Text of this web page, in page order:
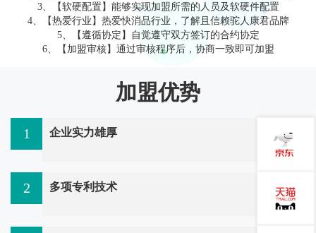
3、【软硬配置】能够实现加盟所需的人员及软硬件配置
4、【热爱行业】热爱快消品行业，了解且信赖驼人康君品牌
5、【遵循协定】自觉遵守双方签订的合约协定
6、【加盟审核】通过审核程序后，协商一致即可加盟
加盟优势
1 企业实力雄厚
2 多项专利技术